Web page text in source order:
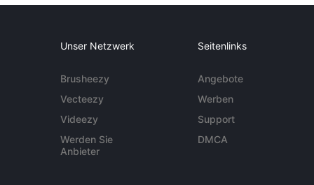
Unser Netzwerk
Brusheezy
Vecteezy
Videezy
Werden Sie
Anbieter
Seitenlinks
Angebote
Werben
Support
DMCA